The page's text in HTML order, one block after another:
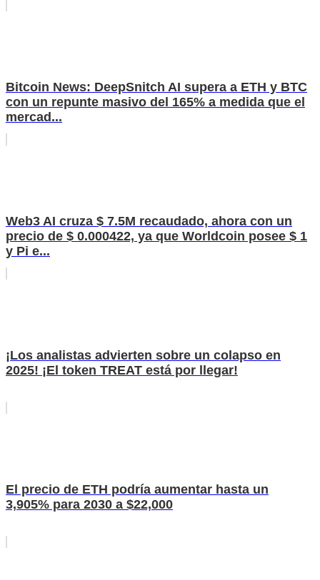
Bitcoin News: DeepSnitch AI supera a ETH y BTC
con un repunte masivo del 165% a medida que el
mercad...
Web3 AI cruza $ 7.5M recaudado, ahora con un
precio de $ 0.000422, ya que Worldcoin posee $ 1
y Pi e...
¡Los analistas advierten sobre un colapso en
2025! ¡El token TREAT está por llegar!
El precio de ETH podría aumentar hasta un
3,905% para 2030 a $22,000